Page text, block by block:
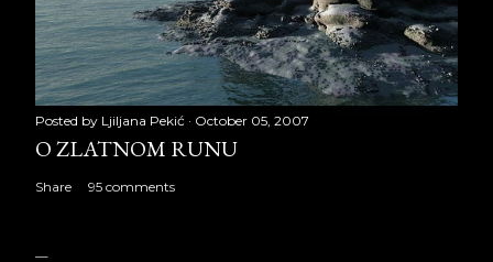
Posted by Ljiljana Pekić October 05, 2007
O ZLATNOM RUNU
Share 95 comments